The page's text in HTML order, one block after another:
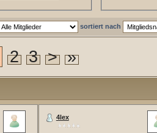
sortiert nach
2 3 > »
4lex